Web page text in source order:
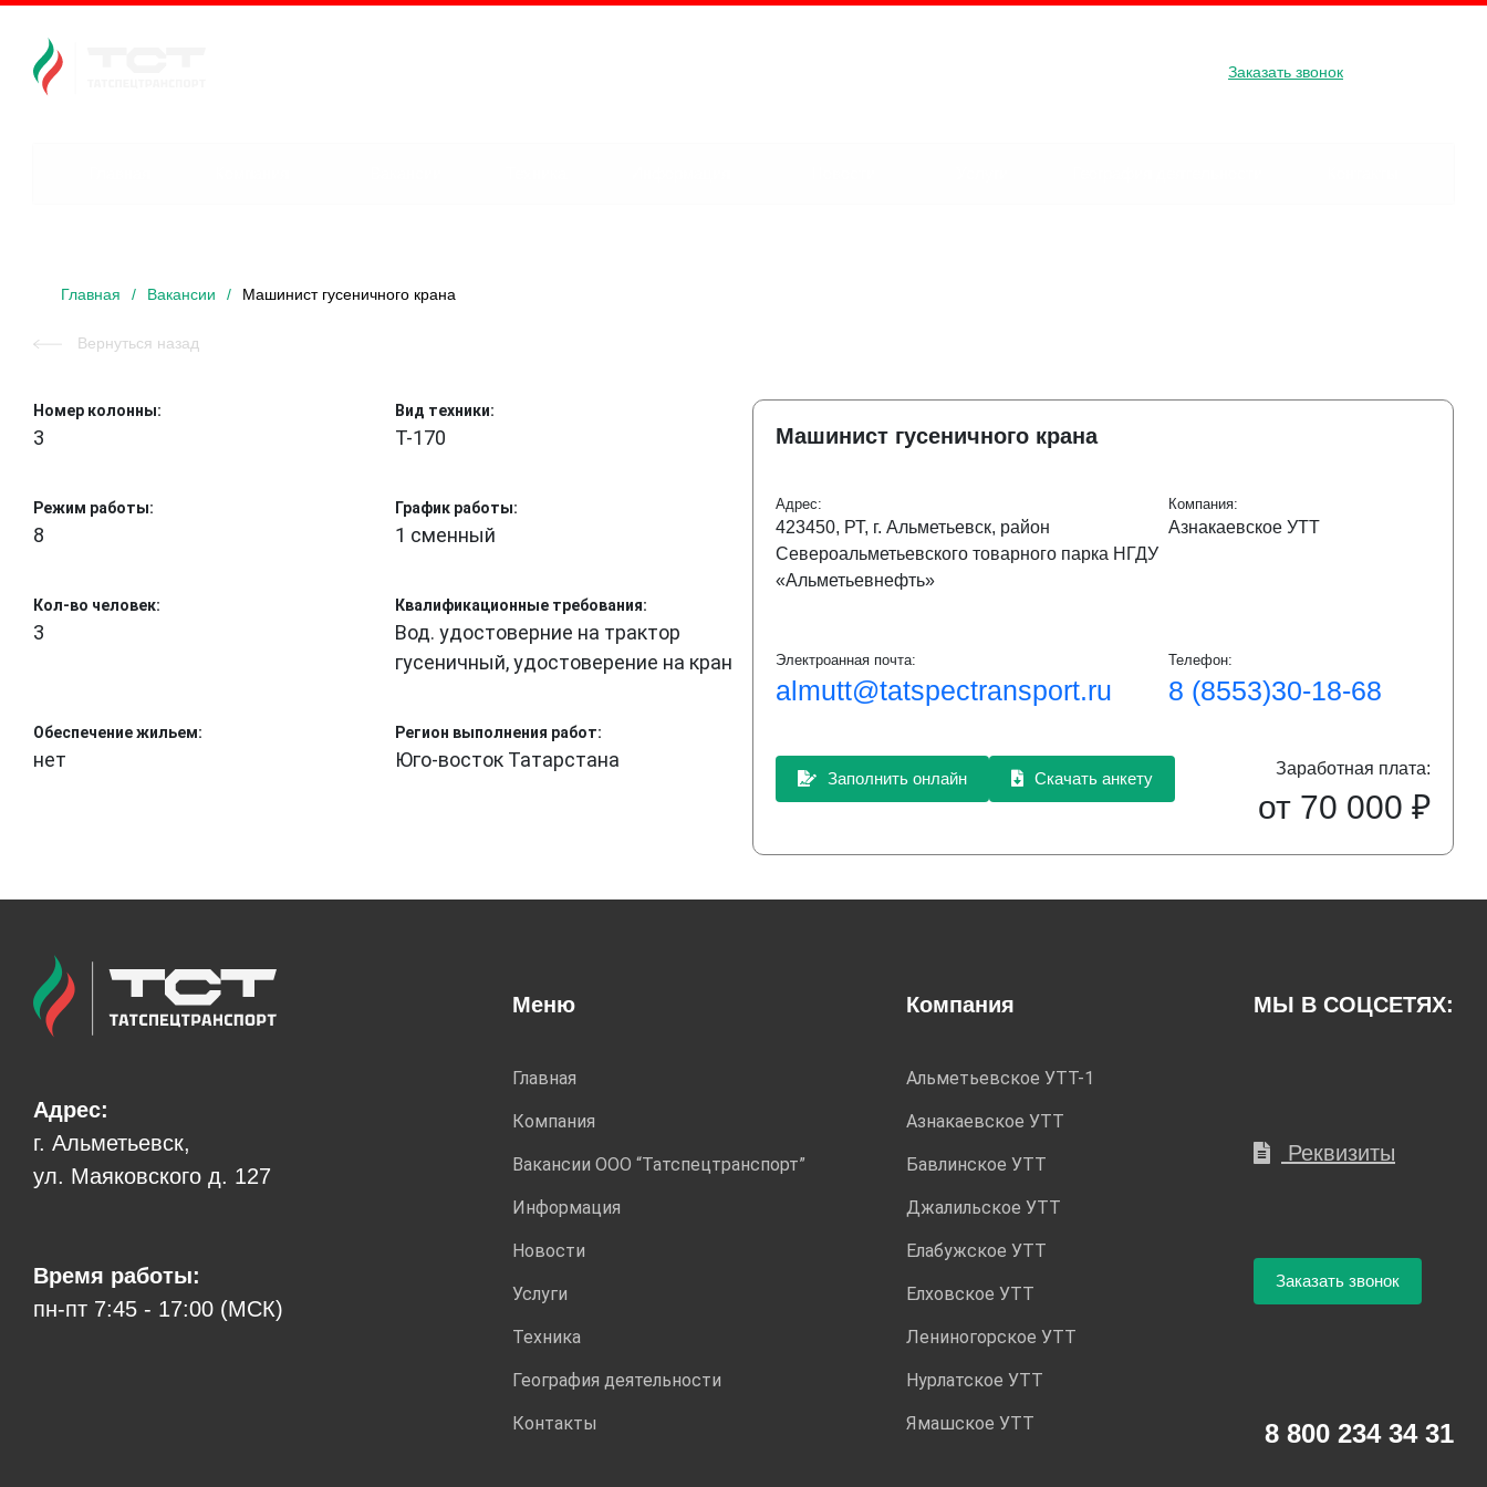
Заказать звонок
Главная / Вакансии / Машинист гусеничного крана
Вернуться назад
Номер колонны:
3
Вид техники:
Т-170
Режим работы:
8
График работы:
1 сменный
Кол-во человек:
3
Квалификационные требования:
Вод. удостоверние на трактор
гусеничный, удостоверение на кран
Обеспечение жильем:
нет
Регион выполнения работ:
Юго-восток Татарстана
Машинист гусеничного крана
Адрес:
423450, РТ, г. Альметьевск, район
Североальметьевского товарного парка НГДУ
«Альметьевнефть»
Компания:
Азнакаевское УТТ
Электроанная почта:
almutt@tatspectransport.ru
Телефон:
8 (8553)30-18-68
Заполнить онлайн Скачать анкету
Заработная плата:
от 70 000 ₽
Адрес:
г. Альметьевск,
ул. Маяковского д. 127
Время работы:
пн-пт 7:45 - 17:00 (МСК)
Меню
Главная
Компания
Вакансии ООО “Татспецтранспорт”
Информация
Новости
Услуги
Техника
География деятельности
Контакты
Компания
Альметьевское УТТ-1
Азнакаевское УТТ
Бавлинское УТТ
Джалильское УТТ
Елабужское УТТ
Елховское УТТ
Лениногорское УТТ
Нурлатское УТТ
Ямашское УТТ
МЫ В СОЦСЕТЯХ:
Реквизиты
Заказать звонок
8 800 234 34 31